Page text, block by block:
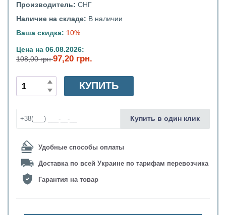
Производитель: СНГ
Наличие на складе: В наличии
Ваша скидка: 10%
Цена на 06.08.2026:
108,00 грн97,20 грн.
Удобные способы оплаты
Доставка по всей Украине по тарифам перевозчика
Гарантия на товар
КУПИТЬ
Купить в один клик